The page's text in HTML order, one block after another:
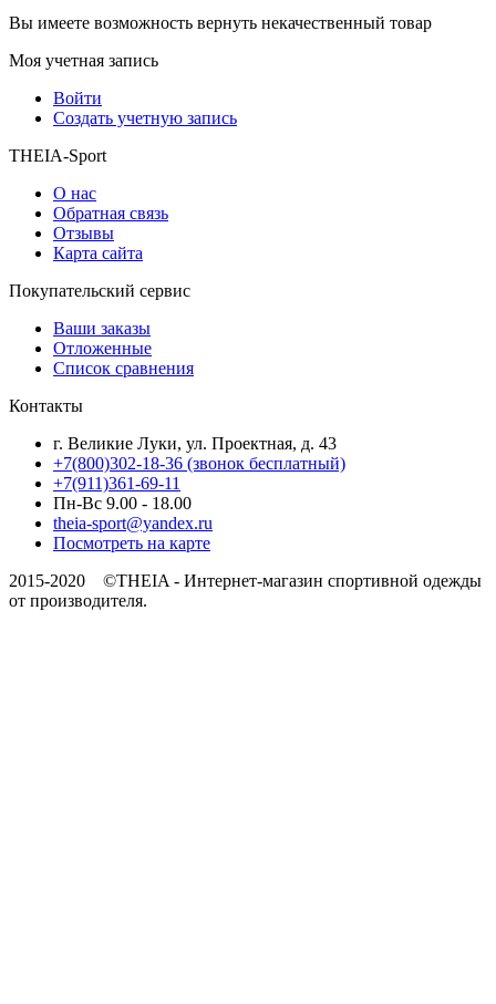
Вы имеете возможность вернуть некачественный товар
Моя учетная запись
Войти
Создать учетную запись
THEIA-Sport
О нас
Обратная связь
Отзывы
Карта сайта
Покупательский сервис
Ваши заказы
Отложенные
Список сравнения
Контакты
г. Великие Луки, ул. Проектная, д. 43
+7(800)302-18-36 (звонок бесплатный)
+7(911)361-69-11
Пн-Вс 9.00 - 18.00
theia-sport@yandex.ru
Посмотреть на карте
2015-2020 ©THEIA - Интернет-магазин спортивной одежды
от производителя.